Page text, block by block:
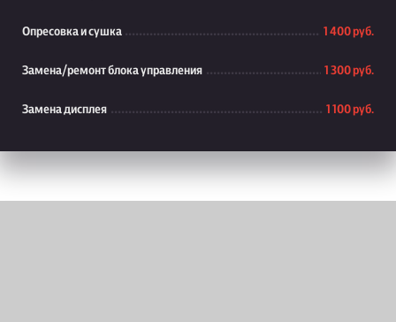
Опресовка и сушка 1 400 руб.
Замена/ремонт блока управления 1 300 руб.
Замена дисплея 1 100 руб.